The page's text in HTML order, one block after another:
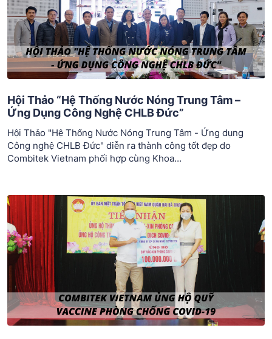
Hội Thảo “Hệ Thống Nước Nóng Trung Tâm –
Ứng Dụng Công Nghệ CHLB Đức”
Hội Thảo "Hệ Thống Nước Nóng Trung Tâm - Ứng dụng
Công nghệ CHLB Đức" diễn ra thành công tốt đẹp do
Combitek Vietnam phối hợp cùng Khoa…